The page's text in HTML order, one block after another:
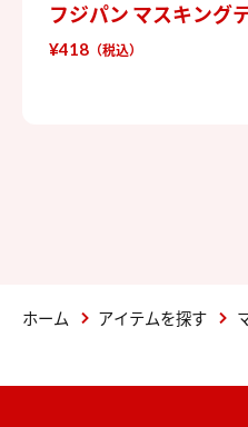
フジパン マスキング
フジパン マスキング
¥418 （税込）
ホーム アイテムを探す